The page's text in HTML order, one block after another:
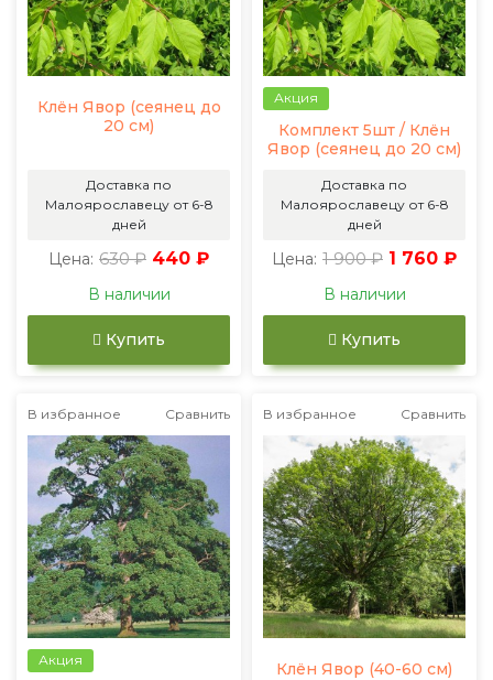
Клён Явор (сеянец до
20 см)
Доставка по
Малоярославецу от 6-8
дней
Цена: 630 ₽ 440 ₽
В наличии
Купить
Акция
Комплект 5шт / Клён
Явор (сеянец до 20 см)
Доставка по
Малоярославецу от 6-8
дней
Цена: 1 900 ₽ 1 760 ₽
В наличии
Купить
В избранное Сравнить
Акция
В избранное Сравнить
Клён Явор (40-60 см)